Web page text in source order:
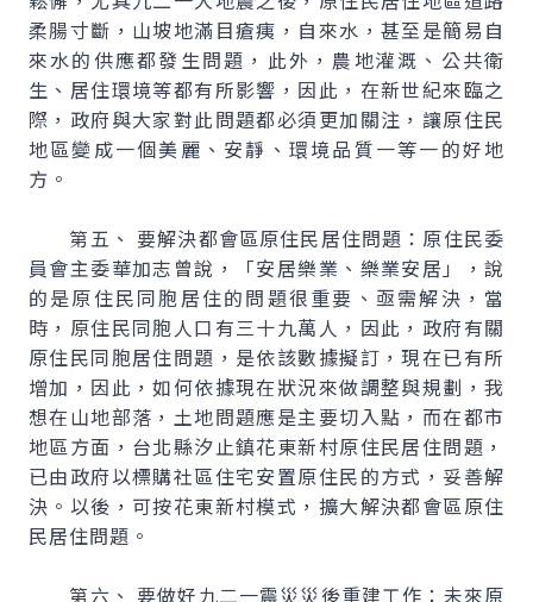
柔腸寸斷，山坡地滿目瘡痍，自來水，甚至是簡易自
來水的供應都發生問題，此外，農地灌溉、公共衛
生、居住環境等都有所影響，因此，在新世紀來臨之
際，政府與大家對此問題都必須更加關注，讓原住民
地區變成一個美麗、安靜、環境品質一等一的好地
方。
第五、 要解決都會區原住民居住問題：原住民委
員會主委華加志曾說，「安居樂業、樂業安居」，說
的是原住民同胞居住的問題很重要、亟需解決，當
時，原住民同胞人口有三十九萬人，因此，政府有關
原住民同胞居住問題，是依該數據擬訂，現在已有所
增加，因此，如何依據現在狀況來做調整與規劃，我
想在山地部落，土地問題應是主要切入點，而在都市
地區方面，台北縣汐止鎮花東新村原住民居住問題，
已由政府以標購社區住宅安置原住民的方式，妥善解
決。以後，可按花東新村模式，擴大解決都會區原住
民居住問題。
第六、 要做好九二一震災災後重建工作：未來原